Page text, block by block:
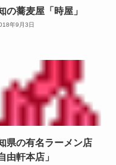
の蕎麦屋「時屋」
年9月3日
県の有名ラーメン店
由軒本店」